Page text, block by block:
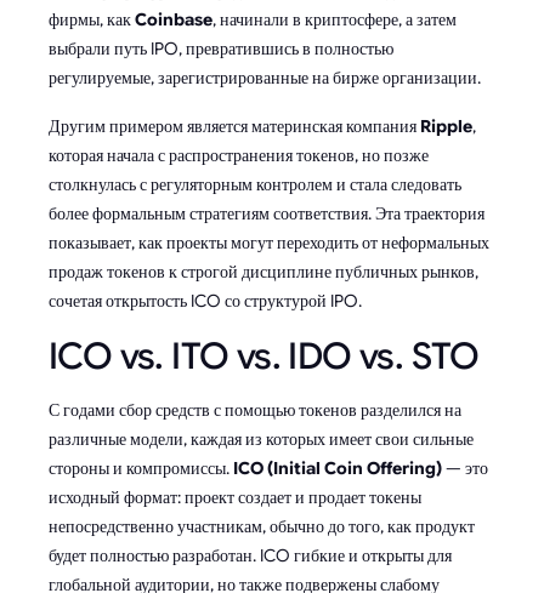
фирмы, какCoinbase, начинали в криптосфере, а затем
выбрали путь IPO, превратившись в полностью
регулируемые, зарегистрированные на бирже организации.
Другим примером является материнская компания Ripple,
которая начала с распространения токенов, но позже
столкнулась с регуляторным контролем и стала следовать
более формальным стратегиям соответствия. Эта траектория
показывает, как проекты могут переходить от неформальных
продаж токенов к строгой дисциплине публичных рынков,
сочетая открытость ICO со структурой IPO.
ICO vs. ITO vs. IDO vs. STO
С годами сбор средств с помощью токенов разделился на
различные модели, каждая из которых имеет свои сильные
стороны и компромиссы. ICO (Initial Coin Offering)— это
исходный формат: проект создает и продает токены
непосредственно участникам, обычно до того, как продукт
будет полностью разработан. ICO гибкие и открыты для
глобальной аудитории, но также подвержены слабому